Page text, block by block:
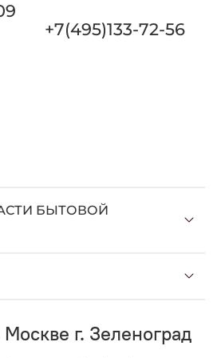
БЫТОВОЙ
+7(495)133-72-56
г. Зеленоград